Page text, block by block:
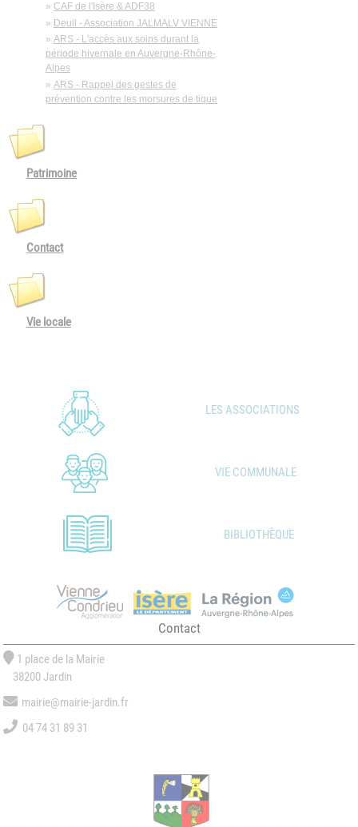
» CAF de l'Isère & ADF38
» Deuil - Association JALMALV VIENNE
» ARS - L'accès aux soins durant la
période hivernale en Auvergne-Rhône-
Alpes
» ARS - Rappel des gestes de
prévention contre les morsures de tique
Patrimoine
Contact
Vie locale
LES ASSOCIATIONS
VIE COMMUNALE
BIBLIOTHÈQUE
Contact
1 place de la Mairie
38200 Jardin
mairie@mairie-jardin.fr
04 74 31 89 31